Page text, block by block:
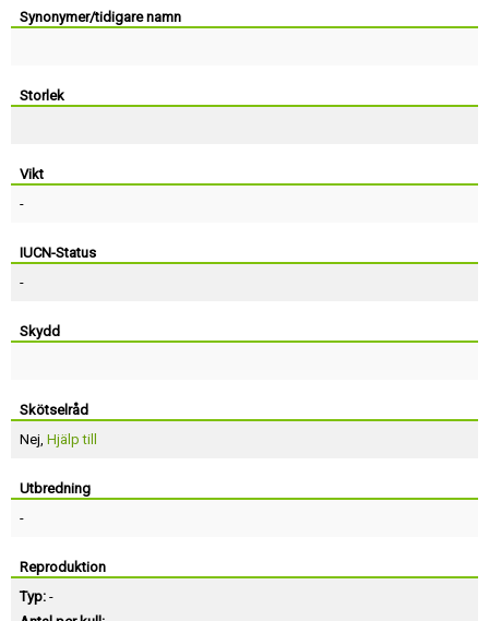
Synonymer/tidigare namn
Storlek
Vikt
-
IUCN-Status
-
Skydd
Skötselråd
Nej, Hjälp till
Utbredning
-
Reproduktion
Typ: -